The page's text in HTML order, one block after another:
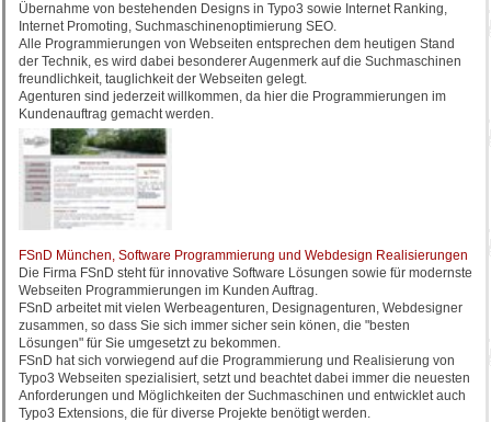
Übernahme von bestehenden Designs in Typo3 sowie Internet Ranking,
Internet Promoting, Suchmaschinenoptimierung SEO.
Alle Programmierungen von Webseiten entsprechen dem heutigen Stand
der Technik, es wird dabei besonderer Augenmerk auf die Suchmaschinen
freundlichkeit, tauglichkeit der Webseiten gelegt.
Agenturen sind jederzeit willkommen, da hier die Programmierungen im
Kundenauftrag gemacht werden.
FSnD München, Software Programmierung und Webdesign Realisierungen
Die Firma FSnD steht für innovative Software Lösungen sowie für modernste
Webseiten Programmierungen im Kunden Auftrag.
FSnD arbeitet mit vielen Werbeagenturen, Designagenturen, Webdesigner
zusammen, so dass Sie sich immer sicher sein könen, die "besten
Lösungen" für Sie umgesetzt zu bekommen.
FSnD hat sich vorwiegend auf die Programmierung und Realisierung von
Typo3 Webseiten spezialisiert, setzt und beachtet dabei immer die neuesten
Anforderungen und Möglichkeiten der Suchmaschinen und entwicklet auch
Typo3 Extensions, die für diverse Projekte benötigt werden.